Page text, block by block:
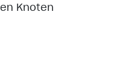
Knoten